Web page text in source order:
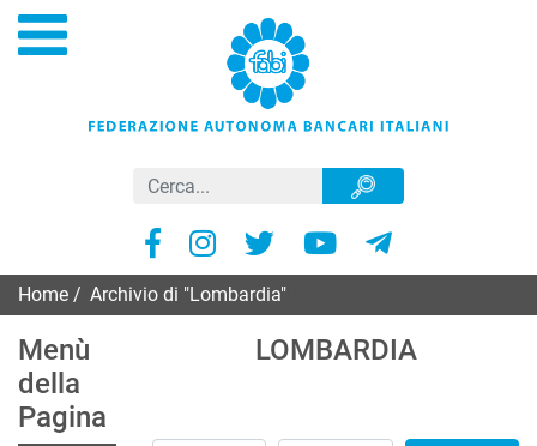
Home Archivio di "Lombardia"
Menù
della
Pagina
LOMBARDIA